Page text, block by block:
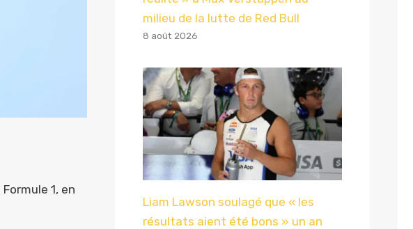
1, en
milieu de la lutte de Red Bull
8 août 2026
Liam Lawson soulagé que « les
résultats aient été bons » un an